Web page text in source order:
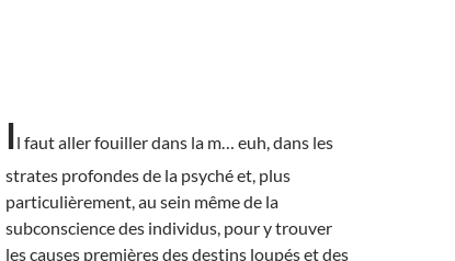
Il faut aller fouiller dans la m… euh, dans les
strates profondes de la psyché et, plus
particulièrement, au sein même de la
subconscience des individus, pour y trouver
les causes premièresdes destins loupés et des